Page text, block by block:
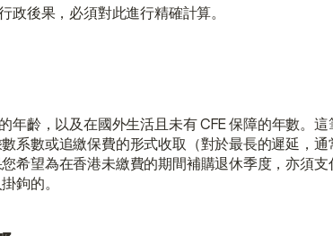
政後果，必須對此進行精確計算。
年齡，以及在國外生活且未有 CFE 保障的年數。
系數或追繳保費的形式收取（對於最長的遲延，通
希望為在香港未繳費的期間補購退休季度，亦須
鉤的。